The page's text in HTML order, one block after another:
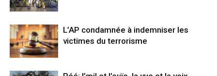
L’AP condamnée à indemniser les
victimes du terrorisme